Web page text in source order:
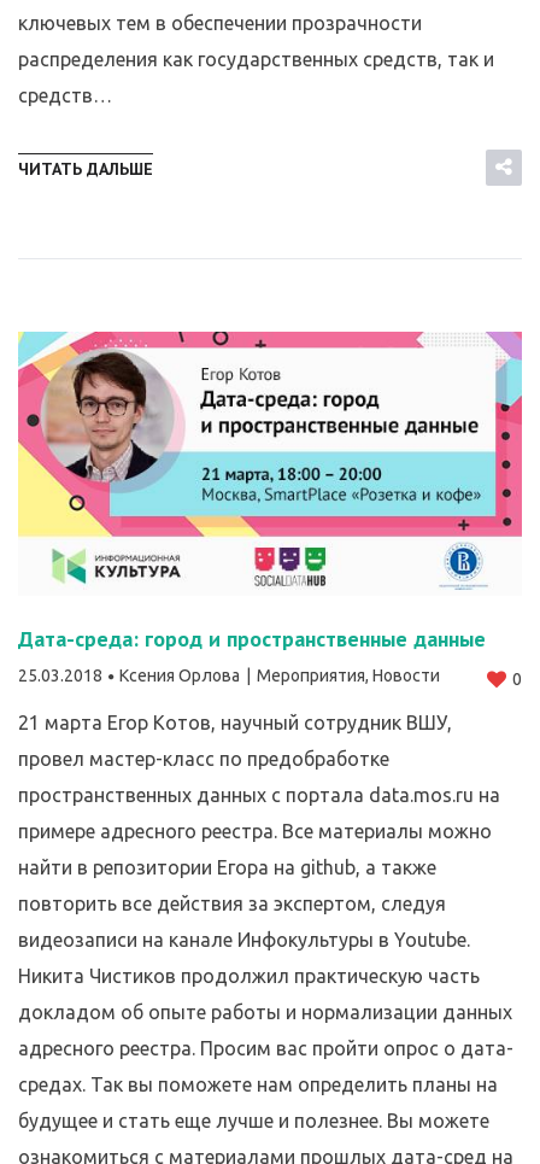
ключевых тем в обеспечении прозрачности
распределения как государственных средств, так и
средств…
ЧИТАТЬ ДАЛЬШЕ
Дата-среда: город и пространственные данные
25.03.2018 Ксения Орлова Мероприятия, Новости 0
21 марта Егор Котов, научный сотрудник ВШУ,
провел мастер-класс по предобработке
пространственных данных с портала data.mos.ru на
примере адресного реестра. Все материалы можно
найти в репозитории Егора на github, а также
повторить все действия за экспертом, следуя
видеозаписи на канале Инфокультуры в Youtube.
Никита Чистиков продолжил практическую часть
докладом об опыте работы и нормализации данных
адресного реестра. Просим вас пройти опрос о дата-
средах. Так вы поможете нам определить планы на
будущее и стать еще лучше и полезнее. Вы можете
ознакомиться с материалами прошлых дата-сред на